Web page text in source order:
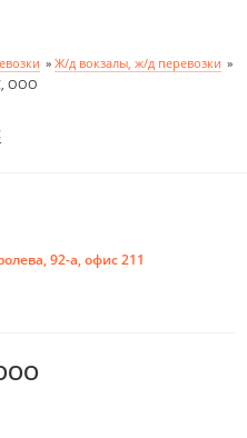
» Ж/д вокзалы, ж/д перевозки »
ООО
92-а, офис 211